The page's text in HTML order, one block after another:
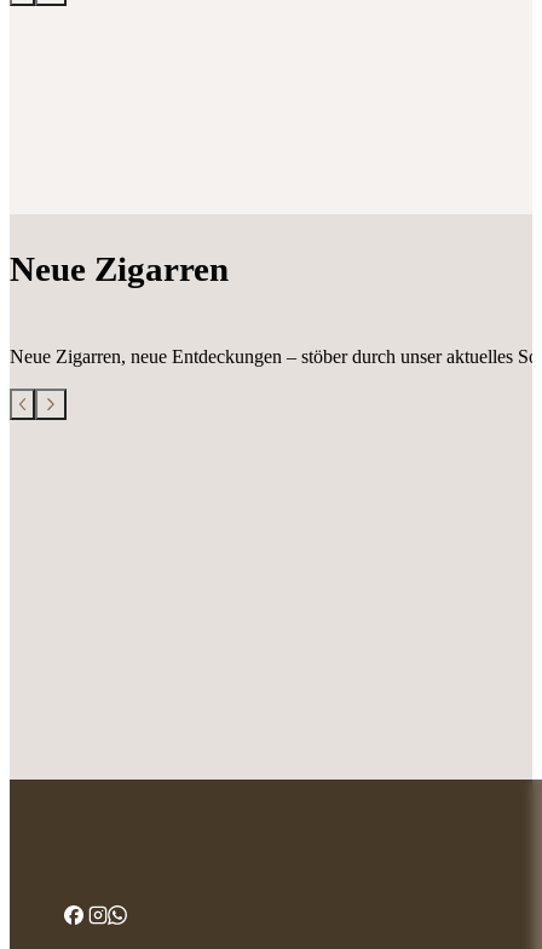
Neue Zigarren
Neue Zigarren, neue Entdeckungen – stöber durch unser aktuelles